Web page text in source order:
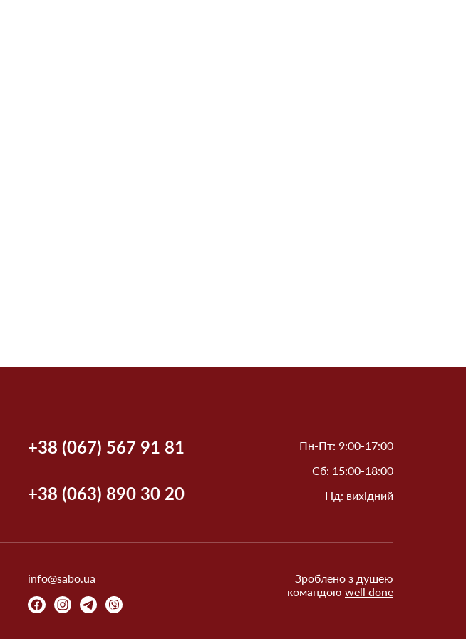
+38 (067) 567 91 81
+38 (063) 890 30 20
Пн-Пт: 9:00-17:00
Сб: 15:00-18:00
Нд: вихідний
info@sabo.ua
Зроблено з душею
командою well done